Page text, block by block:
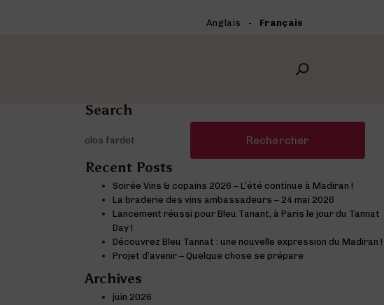
Anglais Français
Search
Recent Posts
Soirée Vins & copains 2026 – L’été continue à Madiran !
La braderie des vins ambassadeurs – 24 mai 2026
Lancement réussi pour Bleu Tanant, à Paris le jour du Tannat
Day !
Découvrez Bleu Tannat : une nouvelle expression du Madiran !
Projet d’avenir – Quelque chose se prépare
Archives
juin 2026